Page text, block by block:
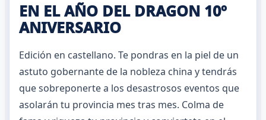
EN EL AÑO DEL DRAGON 10º
ANIVERSARIO
Edición en castellano. Te pondras en la piel de un
astuto gobernante de la nobleza china y tendrás
que sobreponerte a los desastrosos eventos que
asolarán tu provincia mes tras mes. Colma de